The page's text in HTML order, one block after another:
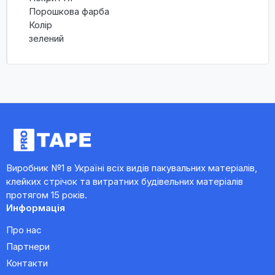
Порошкова фарба
Колір
зелений
Виробник №1 в Україні всіх видів пакувальних матеріалів,
клейких стрічок та витратних будівельних матеріалів
протягом 15 років.
Информація
Про нас
Партнери
Контакти